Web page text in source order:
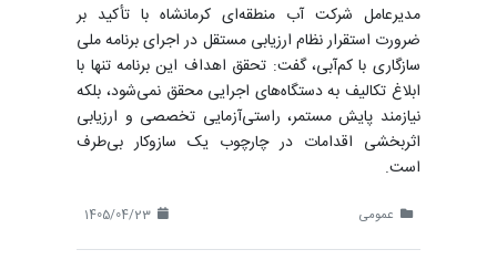
مدیرعامل شرکت آب منطقه‌ای کرمانشاه با تأکید بر
ضرورت استقرار نظام ارزیابی مستقل در اجرای برنامه ملی
سازگاری با کم‌آبی، گفت: تحقق اهداف این برنامه تنها با
ابلاغ تکالیف به دستگاه‌های اجرایی محقق نمی‌شود، بلکه
نیازمند پایش مستمر، راستی‌آزمایی تخصصی و ارزیابی
اثربخشی اقدامات در چارچوب یک سازوکار بی‌طرف
است.
عمومی